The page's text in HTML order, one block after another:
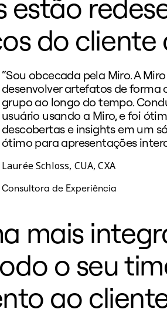
do
“Sou obcecada pela Miro. A
desenvolver artefatos de
grupo ao longo do tempo.
usuário usando a Miro, e foi
descobertas e insights em um
ótimo para apresentações
Laurée Schloss, CUA, CXA
Consultora de Experiência
mais
o seu
ao